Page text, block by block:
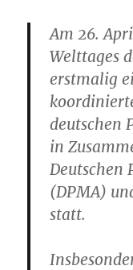
Am 26.
Welttages
erstmalig
deutschen
in
(DPMA)
statt.